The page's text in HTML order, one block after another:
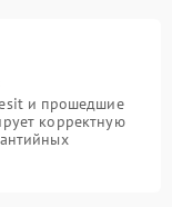
и прошедшие
корректную